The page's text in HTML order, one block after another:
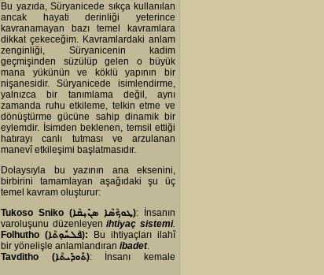
Bu yazıda, Süryanicede sıkça kullanılan
ancak hayati derinliği yeterince
kavranamayan bazı temel kavramlara
dikkat çekeceğim. Kavramlardaki anlam
zenginliği, Süryanicenin kadim
geçmişinden süzülüp gelen o büyük
mana yükünün ve köklü yapının bir
nişanesidir. Süryanicede isimlendirme,
yalnızca bir tanımlama değil, aynı
zamanda ruhu etkileme, telkin etme ve
dönüştürme gücüne sahip dinamik bir
eylemdir. İsimden beklenen, temsil ettiği
hatırayı canlı tutması ve arzulanan
manevî etkileşimi başlatmasıdır.
Dolaysıyla bu yazının ana eksenini,
birbirini tamamlayan aşağıdaki şu üç
temel kavram oluşturur:
Tukoso Sniko (ܛܘܟܳܣܳܐ ܣܢܺܝܼܩܳܐ): İnsanın
varoluşunu düzenleyenihtiyaç sistemi.
Folhutho (ܦܳܠܚܽܘܼܬܳܐ): Bu ihtiyaçları ilahî
bir yönelişle anlamlandıran ibadet.
Tavditho (ܬܰܘܕܺܝܬܳܐ): İnsanı kemale